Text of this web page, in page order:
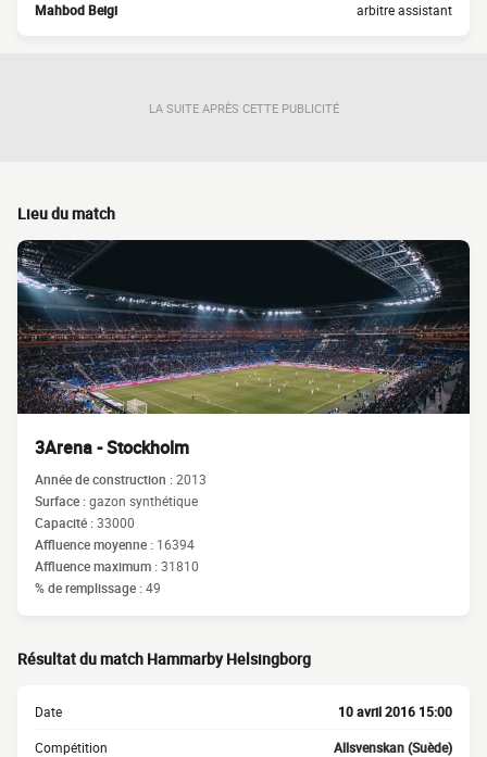
Mahbod Beigi arbitre assistant
LA SUITE APRÈS CETTE PUBLICITÉ
Lieu du match
3Arena - Stockholm
Année de construction :2013
Surface :gazon synthétique
Capacité :33000
Affluence moyenne : 16394
Affluence maximum :31810
% de remplissage :49
Résultat du match Hammarby Helsingborg
Date 10 avril 2016 15:00
Compétition Allsvenskan (Suède)